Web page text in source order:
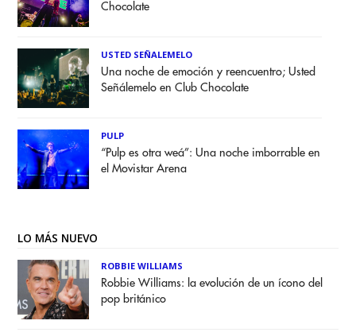
Chocolate
USTED SEÑALEMELO
Una noche de emoción y reencuentro; Usted
Señálemelo en Club Chocolate
PULP
“Pulp es otra weá”: Una noche imborrable en
el Movistar Arena
LO MÁS NUEVO
ROBBIE WILLIAMS
Robbie Williams: la evolución de un ícono del
pop británico